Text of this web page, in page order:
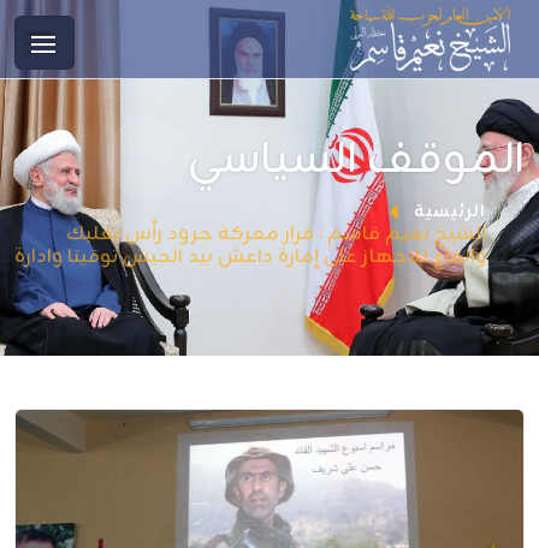
الموقف السياسي
الرئيسية
الشيخ نعيم قاسم : قرار معركة جرود رأس بعلبك
والقاع للاجهاز على إمارة داعش بيد الجيش توقيتا وادارة